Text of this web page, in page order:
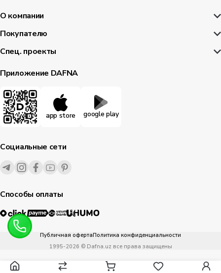
О компании
Покупателю
Спец. проекты
Приложение DAFNA
app store google play
Социальные сети
Способы оплаты
1995-2026 © Dafna.uz все права защищены
Публичная офертаПолитика конфиденциальности